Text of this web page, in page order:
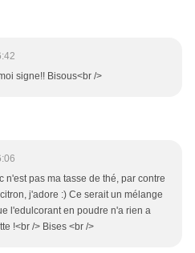
signe!! Bisous<br />
n'est pas ma tasse de thé, par contre
j'adore :) Ce serait un mélange
l'edulcorant en poudre n'a rien a
!<br /> Bises <br />